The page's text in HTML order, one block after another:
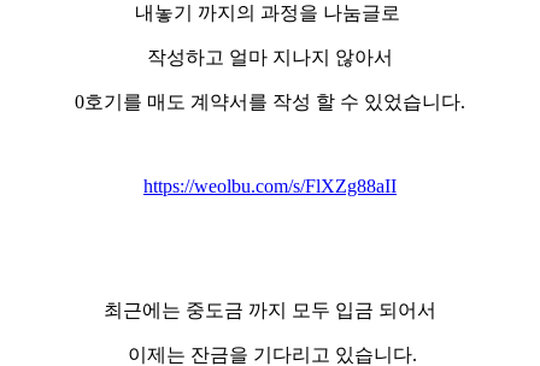
내놓기 까지의 과정을 나눔글로
작성하고 얼마 지나지 않아서
0호기를 매도 계약서를 작성 할 수 있었습니다.
https://weolbu.com/s/FlXZg88aII
최근에는 중도금 까지 모두 입금 되어서
이제는 잔금을 기다리고 있습니다.